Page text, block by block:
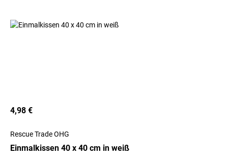
4,98 €
Rescue Trade OHG
Einmalkissen 40 x 40 cm in weiß